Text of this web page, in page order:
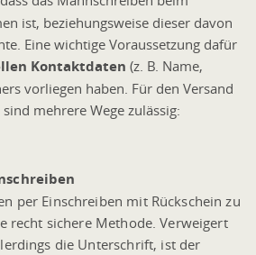
ist, beziehungsweise dieser davon
Eine wichtige Voraussetzung dafür
Kontaktdaten (z. B. Name,
vorliegen haben. Für den Versand
mehrere Wege zulässig:
per Einschreiben mit Rückschein zu
recht sichere Methode. Verweigert
die Unterschrift, ist der